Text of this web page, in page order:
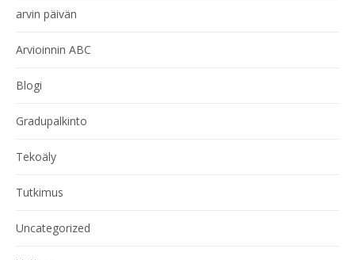
arvin päivän
Arvioinnin ABC
Blogi
Gradupalkinto
Tekoäly
Tutkimus
Uncategorized